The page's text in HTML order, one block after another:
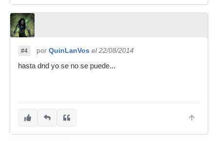
#4 por QuinLanVos el 22/08/2014
hasta dnd yo se no se puede...